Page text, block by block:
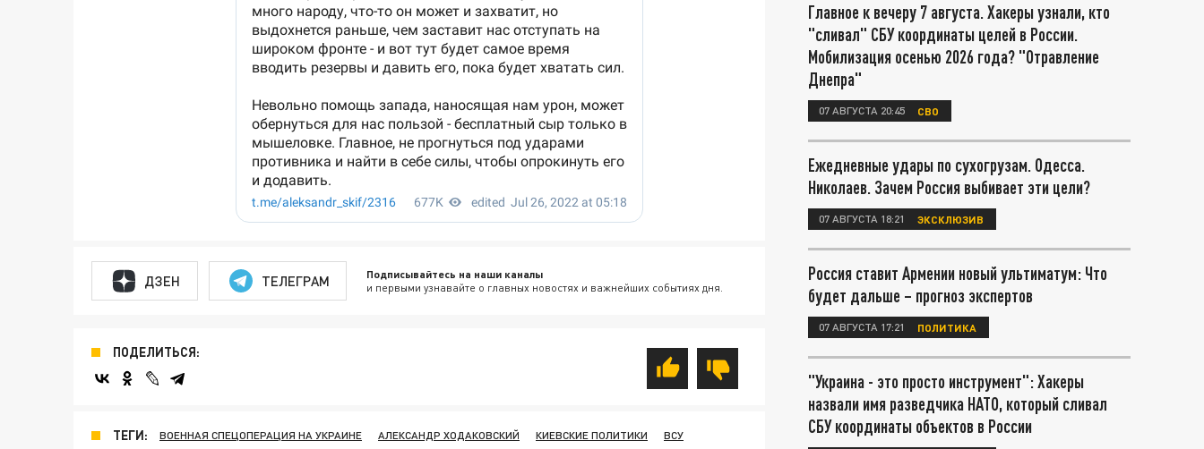
ДЗЕН ТЕЛЕГРАМ Подписывайтесь на наши каналы
и первыми узнавайте о главных новостях и важнейших событиях дня.
ПОДЕЛИТЬСЯ:
ТЕГИ: ВОЕННАЯ СПЕЦОПЕРАЦИЯ НА УКРАИНЕ АЛЕКСАНДР ХОДАКОВСКИЙ КИЕВСКИЕ ПОЛИТИКИ
ВСУ
Главное к вечеру 7 августа. Хакеры узнали, кто
"сливал" СБУ координаты целей в России.
Мобилизация осенью 2026 года? "Отравление
Днепра"
07 АВГУСТА 20:45 СВО
Ежедневные удары по сухогрузам. Одесса.
Николаев. Зачем Россия выбивает эти цели?
07 АВГУСТА 18:21 ЭКСКЛЮЗИВ
Россия ставит Армении новый ультиматум: Что
будет дальше – прогноз экспертов
07 АВГУСТА 17:21 ПОЛИТИКА
"Украина - это просто инструмент": Хакеры
назвали имя разведчика НАТО, который сливал
СБУ координаты объектов в России